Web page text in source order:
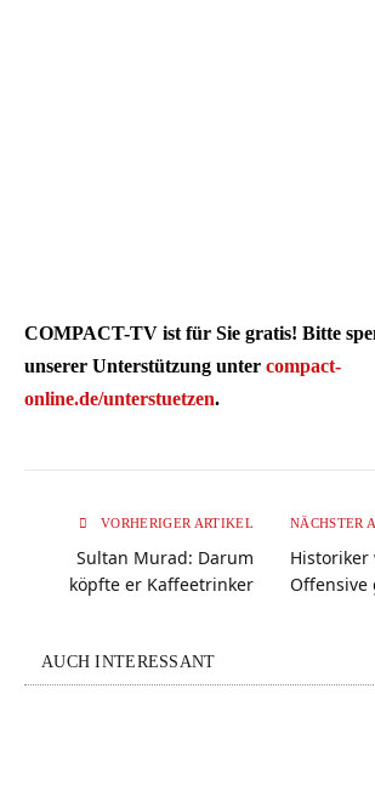
COMPACT-TV ist für Sie gratis! Bitte
unserer Unterstützung unter compact-
online.de/unterstuetzen.
VORHERIGER ARTIKEL
Sultan Murad: Darum
köpfte er Kaffeetrinker
NÄCHSTER
Historiker
Offensive
AUCH INTERESSANT